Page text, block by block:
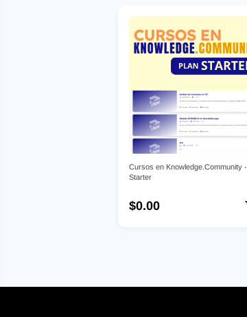
Cursos en Knowledge.Community -
Starter
$0.00